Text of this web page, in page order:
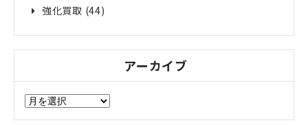
強化買取 (44)
アーカイブ
ア
ー